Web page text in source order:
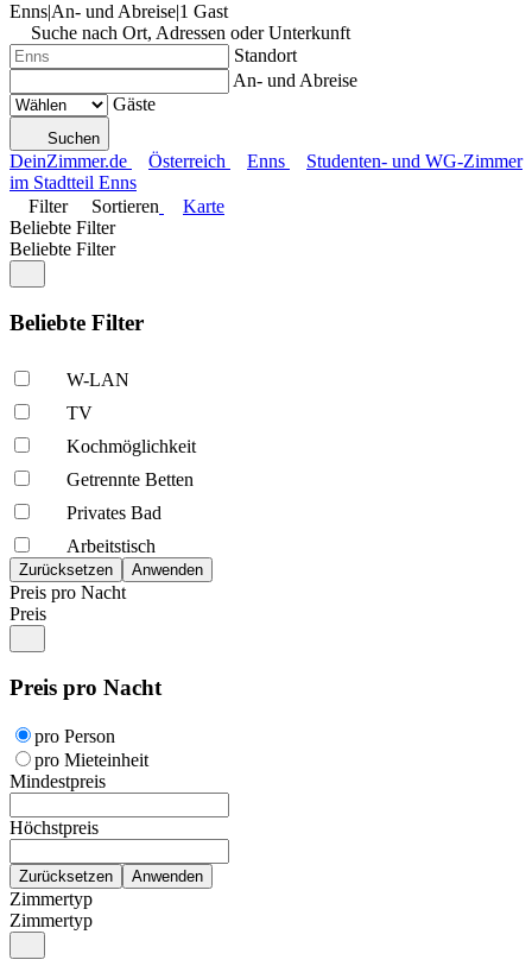
Enns|An- und Abreise|1 Gast
Suche nach Ort, Adressen oder Unterkunft
Standort
An- und Abreise
Gäste
Suchen
DeinZimmer.de Österreich Enns
Studenten- und WG-Zimmer
im Stadtteil Enns
Filter
Sortieren
Karte
Beliebte Filter
Beliebte Filter
Beliebte Filter
W-LAN
TV
Kochmöglich­keit
Getrennte Betten
Privates Bad
Arbeitstisch
Preis pro Nacht
Preis
Preis pro Nacht
pro Person
pro Mieteinheit
Mindestpreis
Höchstpreis
Zimmertyp
Zimmertyp